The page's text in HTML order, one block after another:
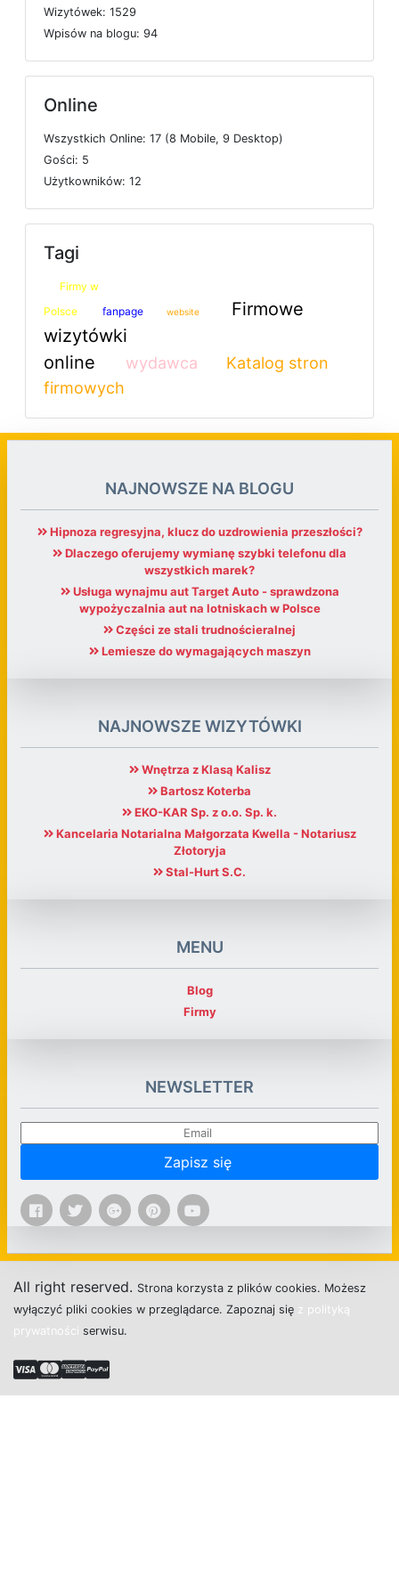
Wizytówek: 1529
Wpisów na blogu: 94
Online
Wszystkich Online: 17 (8 Mobile, 9 Desktop)
Gości: 5
Użytkowników: 12
Tagi
Firmy w
Polsce
fanpage website
Firmowe
wizytówki
online
wydawca
Katalog stron
firmowych
NAJNOWSZE NA BLOGU
Hipnoza regresyjna, klucz do uzdrowienia przeszłości?
Dlaczego oferujemy wymianę szybki telefonu dla
wszystkich marek?
Usługa wynajmu aut Target Auto - sprawdzona
wypożyczalnia aut na lotniskach w Polsce
Części ze stali trudnościeralnej
Lemiesze do wymagających maszyn
NAJNOWSZE WIZYTÓWKI
Wnętrza z Klasą Kalisz
Bartosz Koterba
EKO-KAR Sp. z o.o. Sp. k.
Kancelaria Notarialna Małgorzata Kwella - Notariusz
Złotoryja
Stal-Hurt S.C.
MENU
Blog
Firmy
NEWSLETTER
Zapisz się
All right reserved. Strona korzysta z plików cookies. Możesz
wyłączyć pliki cookies w przeglądarce. Zapoznaj się z polityką
prywatności serwisu.